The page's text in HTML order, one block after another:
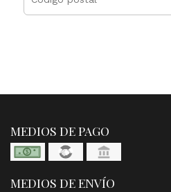
MEDIOS DE PAGO
MEDIOS DE ENVÍO